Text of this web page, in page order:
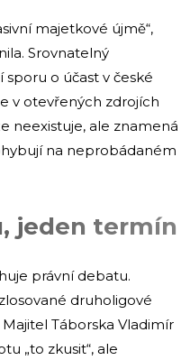
majetkové újmě“,
Srovnatelný
o účast v české
v otevřených zdrojích
neexistuje, ale znamená
na neprobádaném
jeden termín
právní debatu.
druholigové
Táborska Vladimír
„to zkusit“, ale